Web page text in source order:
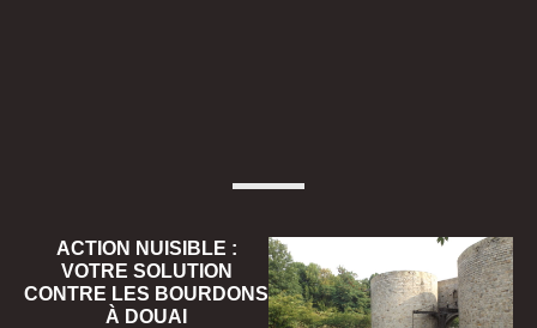
ACTION NUISIBLE :
VOTRE SOLUTION
CONTRE LES BOURDONS
À DOUAI